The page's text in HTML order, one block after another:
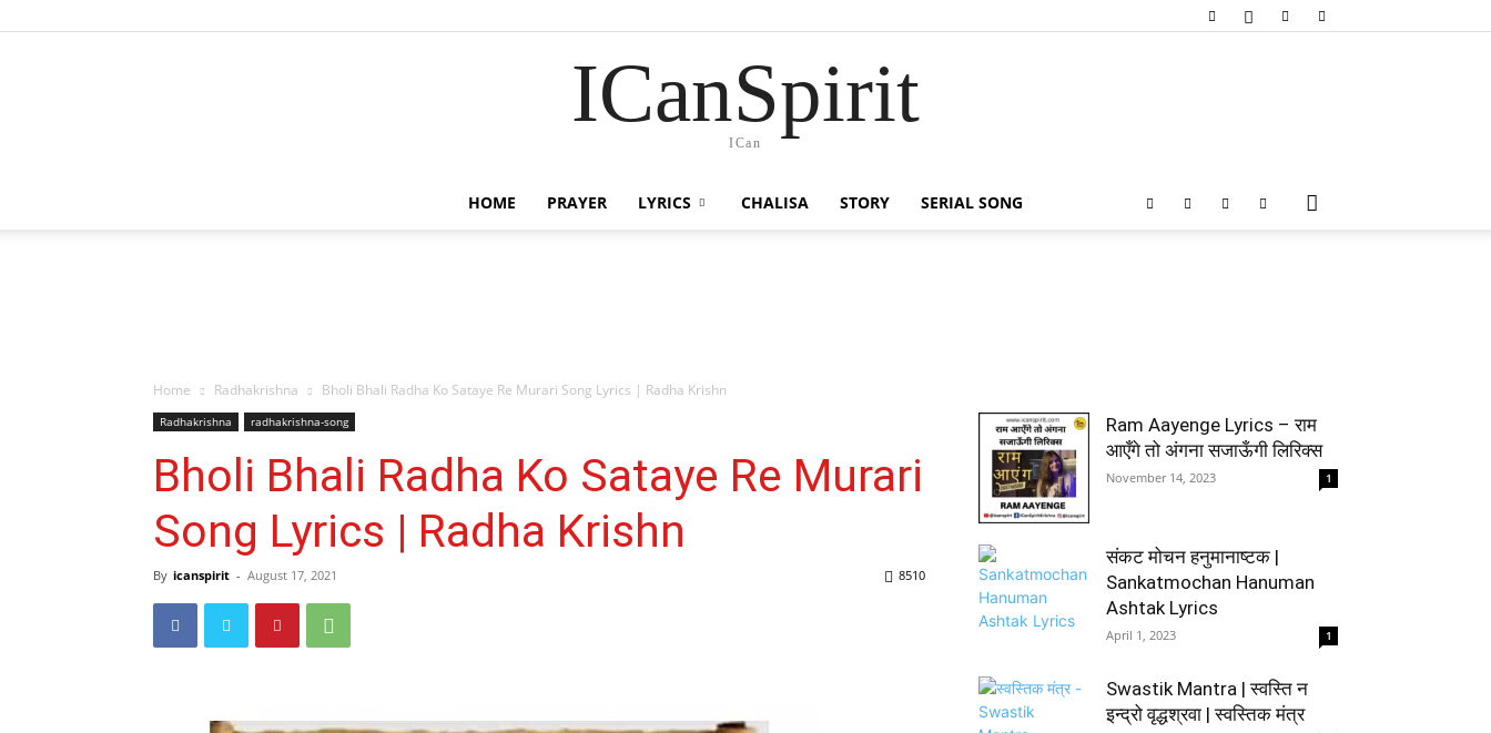
ICanSpirit
ICan
HOME PRAYER LYRICS CHALISA STORY SERIAL SONG
Home Radhakrishna Bholi Bhali Radha Ko Sataye Re Murari Song Lyrics | Radha Krishn
Radhakrishna radhakrishna-song
Bholi Bhali Radha Ko Sataye Re Murari
Song Lyrics | Radha Krishn
By icanspirit - August 17, 2021 8510
Ram Aayenge Lyrics – राम
आएँगे तो अंगना सजाऊँगी लिरिक्स
November 14, 2023 1
संकट मोचन हनुमानाष्टक |
Sankatmochan Hanuman
Ashtak Lyrics
April 1, 2023 1
Swastik Mantra | स्वस्ति न
इन्द्रो वृद्धश्रवा | स्वस्तिक मंत्र